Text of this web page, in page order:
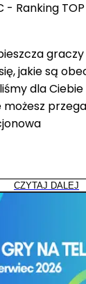
- Ranking
jakie są
dla
CZYTAJ DALEJ